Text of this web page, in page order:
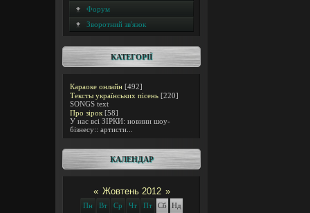
Форум
Зворотний зв'язок
КАТЕГОРІЇ
Караоке онлайн [492]
Тексты українських пісень [220]
SONGS text
Про зірок [58]
У нас всі ЗІРКИ: новини шоу-
бізнесу:: артисти...
КАЛЕНДАР
« Жовтень 2012 »
Пн Вт Ср Чт Пт Сб
Нд